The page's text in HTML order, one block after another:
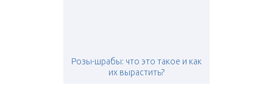
Розы-шрабы: что это такое и как
их вырастить?